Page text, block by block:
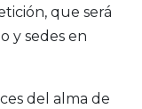
que será
y sedes en
del alma de